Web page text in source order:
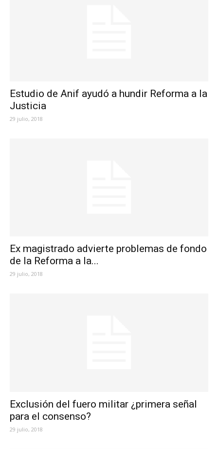
Estudio de Anif ayudó a hundir Reforma a la
Justicia
29 julio, 2018
Ex magistrado advierte problemas de fondo
de la Reforma a la...
29 julio, 2018
Exclusión del fuero militar ¿primera señal
para el consenso?
29 julio, 2018